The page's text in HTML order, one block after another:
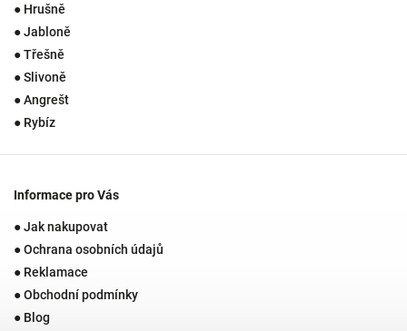
● Hrušně
● Jabloně
● Třešně
● Slivoně
● Angrešt
● Rybíz
Informace pro Vás
● Jak nakupovat
● Ochrana osobních údajů
● Reklamace
● Obchodní podmínky
● Blog